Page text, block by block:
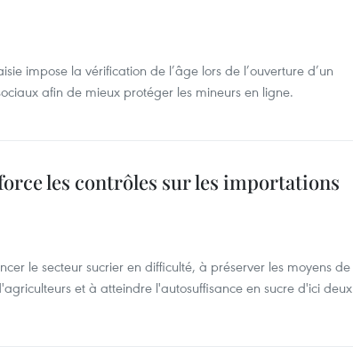
impose la vérification de l’âge lors de l’ouverture d’un
afin de mieux protéger les mineurs en ligne.
les contrôles sur les importations
le secteur sucrier en difficulté, à préserver les moyens de
et à atteindre l'autosuffisance en sucre d'ici deux